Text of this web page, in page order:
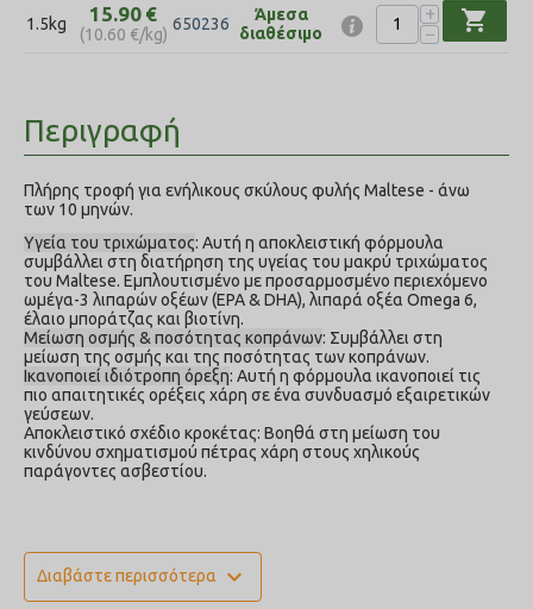
1.5kg 15.90 €
(10.60 €/kg)
650236
Άμεσα
διαθέσιμο
+
−
shopping_cart
Περιγραφή
Πλήρης τροφή για ενήλικους σκύλους φυλής Maltese - άνω
των 10 μηνών.
Υγεία του τριχώματος: Αυτή η αποκλειστική φόρμουλα
συμβάλλει στη διατήρηση της υγείας του μακρύ τριχώματος
του Μaltese. Εμπλουτισμένο με προσαρμοσμένο περιεχόμενο
ωμέγα-3 λιπαρών οξέων (EPA & DHA), λιπαρά οξέα Omega 6,
έλαιο μποράτζας και βιοτίνη.
Μείωση οσμής & ποσότητας κοπράνων: Συμβάλλει στη
μείωση της οσμής και της ποσότητας των κοπράνων.
Ικανοποιεί ιδιότροπη όρεξη: Αυτή η φόρμουλα ικανοποιεί τις
πιο απαιτητικές ορέξεις χάρη σε ένα συνδυασμό εξαιρετικών
γεύσεων.
Αποκλειστικό σχέδιο κροκέτας: Βοηθά στη μείωση του
κινδύνου σχηματισμού πέτρας χάρη στους χηλικούς
παράγοντες ασβεστίου.
ΣΥΝΘΕΣΗ: καλαμπόκι, ρύζι, αφυδατωμένη πρωτεΐνη
πουλερικών, ζωικά λίπη, αφυδατωμένη πρωτεΐνη χοιρινού,
υδρολυμένες ζωικές πρωτεΐνες, απομονωμένη φυτική
Διαβάστε περισσότερα expand_more